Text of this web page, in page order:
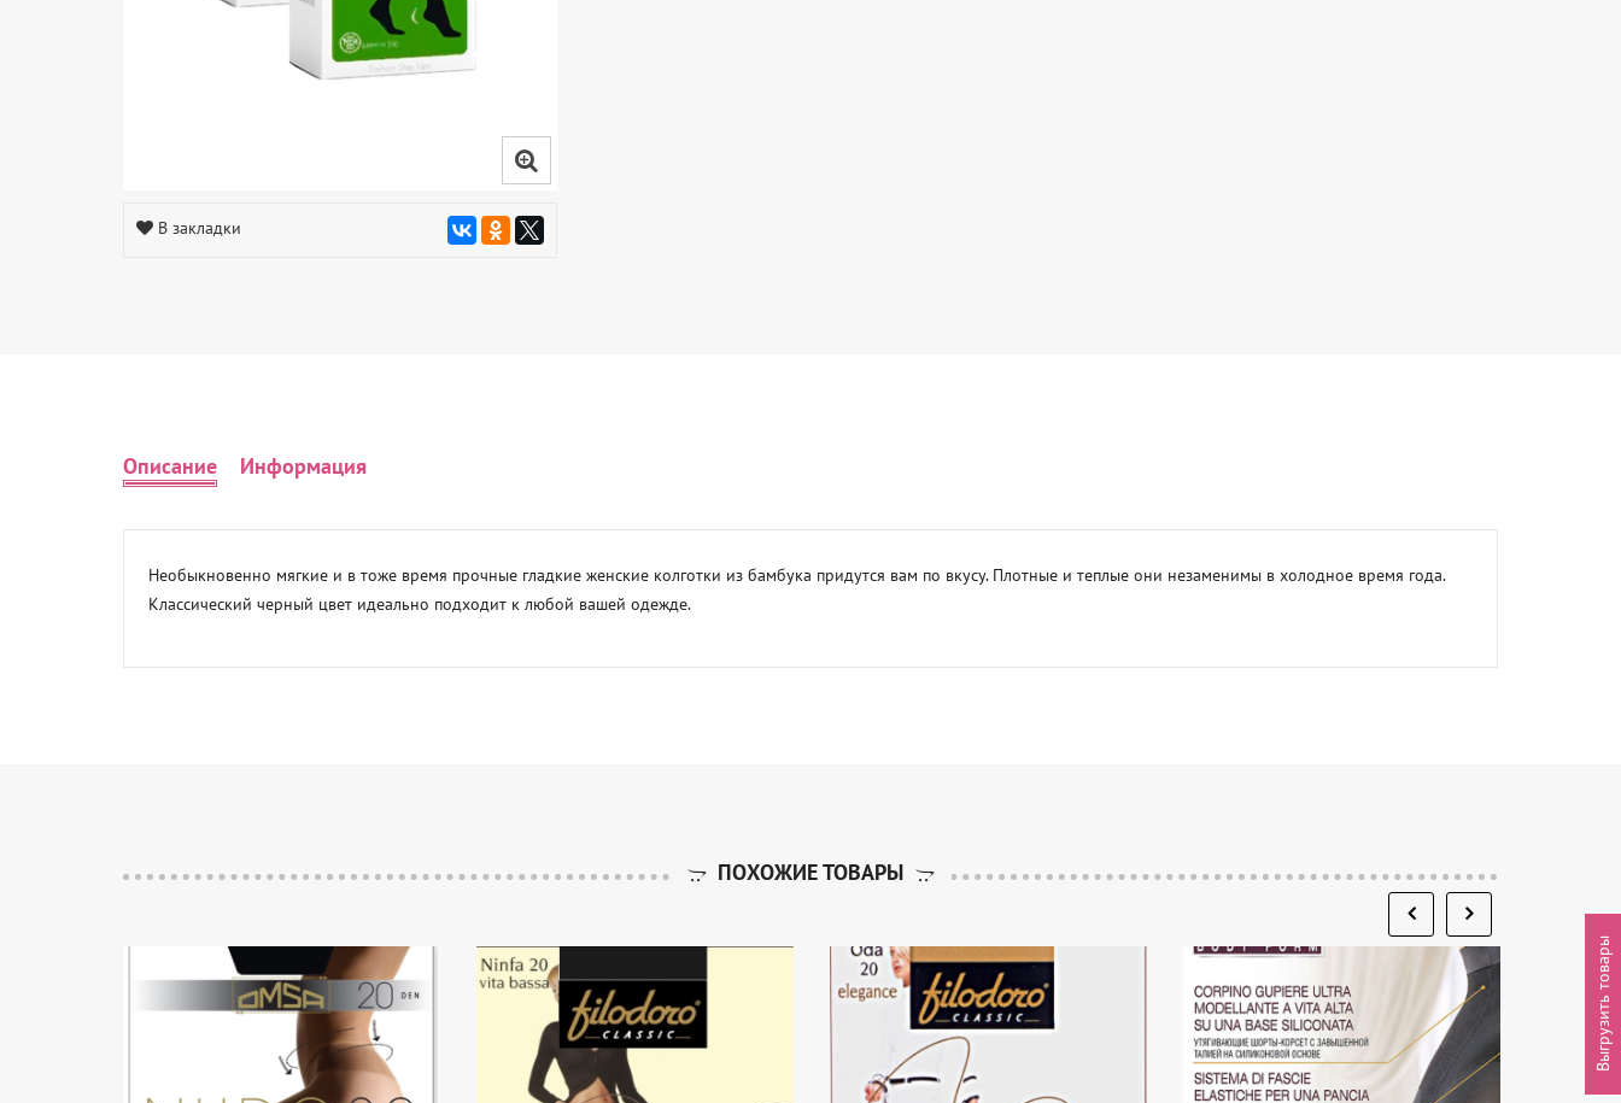
В закладки
Описание Информация
Необыкновенно мягкие и в тоже время прочные гладкие женские колготки из бамбука придутся вам по вкусу. Плотные и теплые они незаменимы в холодное время года.
Классический черный цвет идеально подходит к любой вашей одежде.
ПОХОЖИЕ ТОВАРЫ
Выгрузить товары